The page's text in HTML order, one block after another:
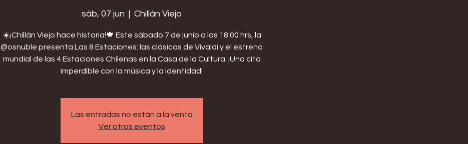
sáb, 07 jun
  |
Chillán Viejo
☀️¡Chillán Viejo hace historia!🍁 Este sábado 7 de junio a las 18:00 hrs, la
@osnuble presenta Las 8 Estaciones: las clásicas de Vivaldi y el estreno
mundial de las 4 Estaciones Chilenas en la Casa de la Cultura. ¡Una cita
imperdible con la música y la identidad!
Las entradas no están a la venta
Ver otros eventos